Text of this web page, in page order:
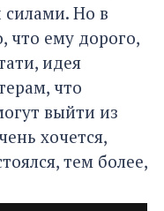
силами. Но в
что ему дорого,
идея
что
выйти из
хочется,
тем более,